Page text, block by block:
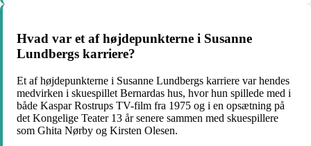
Hvad var et af højdepunkterne i Susanne
Lundbergs karriere?
Et af højdepunkterne i Susanne Lundbergs karriere var hendes
medvirken i skuespillet Bernardas hus, hvor hun spillede med i
både Kaspar Rostrups TV-film fra 1975 og i en opsætning på
det Kongelige Teater 13 år senere sammen med skuespillere
som Ghita Nørby og Kirsten Olesen.